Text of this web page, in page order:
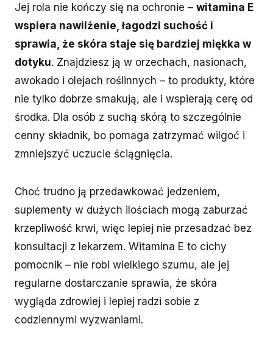
Jej rola nie kończy się na ochronie – witamina E
wspiera nawilżenie, łagodzi suchość i
sprawia, że skóra staje się bardziej miękka w
dotyku. Znajdziesz ją w orzechach, nasionach,
awokado i olejach roślinnych – to produkty, które
nie tylko dobrze smakują, ale i wspierają cerę od
środka. Dla osób z suchą skórą to szczególnie
cenny składnik, bo pomaga zatrzymać wilgoć i
zmniejszyć uczucie ściągnięcia.
Choć trudno ją przedawkować jedzeniem,
suplementy w dużych ilościach mogą zaburzać
krzepliwość krwi, więc lepiej nie przesadzać bez
konsultacji z lekarzem. Witamina E to cichy
pomocnik – nie robi wielkiego szumu, ale jej
regularne dostarczanie sprawia, że skóra
wygląda zdrowiej i lepiej radzi sobie z
codziennymi wyzwaniami.